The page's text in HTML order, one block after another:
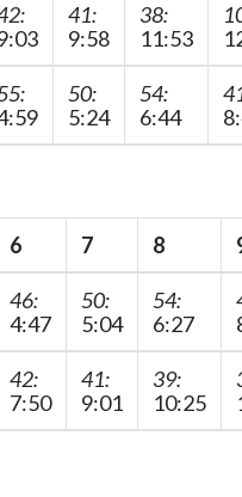
41:
9:58
38:
11:53
50:
5:24
54:
6:44
6 7 8
46:
4:47
50:
5:04
54:
6:27
42:
7:50
41:
9:01
39:
10:25